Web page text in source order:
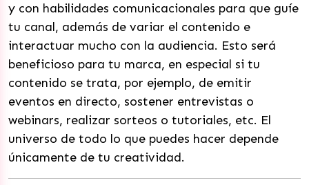
y con habilidades comunicacionales para que guíe
tu canal, además de variar el contenido e
interactuar mucho con la audiencia. Esto será
beneficioso para tu marca, en especial si tu
contenido se trata, por ejemplo, de emitir
eventos en directo, sostener entrevistas o
webinars, realizar sorteos o tutoriales, etc. El
universo de todo lo que puedes hacer depende
únicamente de tu creatividad.